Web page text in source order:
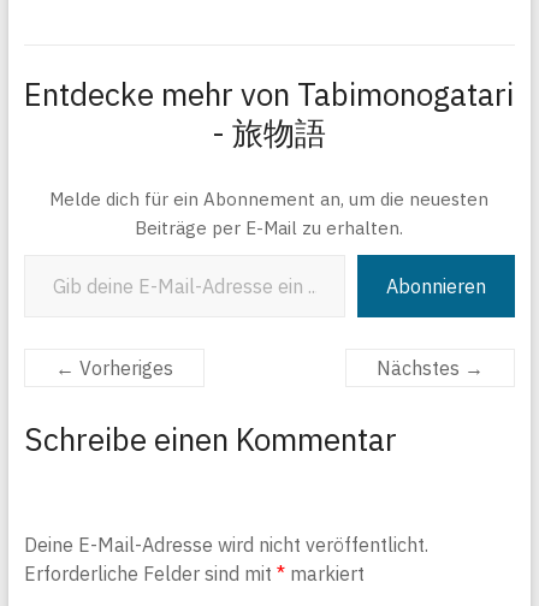
Entdecke mehr von Tabimonogatari
- 旅物語
Melde dich für ein Abonnement an, um die neuesten
Beiträge per E-Mail zu erhalten.
Abonnieren
← Vorheriges Nächstes →
Schreibe einen Kommentar
Deine E-Mail-Adresse wird nicht veröffentlicht.
Erforderliche Felder sind mit *markiert